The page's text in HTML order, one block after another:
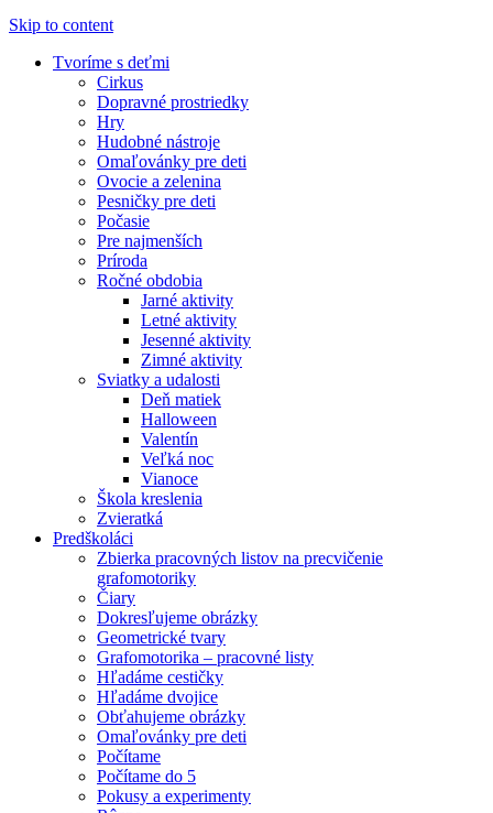
Skip to content
Tvoríme s deťmi
Cirkus
Dopravné prostriedky
Hry
Hudobné nástroje
Omaľovánky pre deti
Ovocie a zelenina
Pesničky pre deti
Počasie
Pre najmenších
Príroda
Ročné obdobia
Jarné aktivity
Letné aktivity
Jesenné aktivity
Zimné aktivity
Sviatky a udalosti
Deň matiek
Halloween
Valentín
Veľká noc
Vianoce
Škola kreslenia
Zvieratká
Predškoláci
Zbierka pracovných listov na precvičenie
grafomotoriky
Čiary
Dokresľujeme obrázky
Geometrické tvary
Grafomotorika – pracovné listy
Hľadáme cestičky
Hľadáme dvojice
Obťahujeme obrázky
Omaľovánky pre deti
Počítame
Počítame do 5
Pokusy a experimenty